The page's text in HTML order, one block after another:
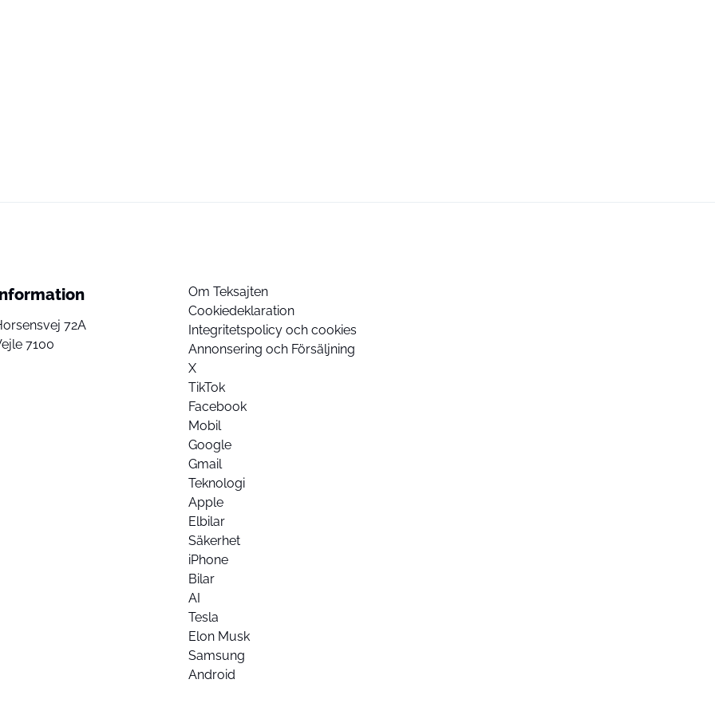
72A
7100
Om Teksajten
Cookiedeklaration
Integritetspolicy och cookies
Annonsering och Försäljning
X
TikTok
Facebook
Mobil
Google
Gmail
Teknologi
Apple
Elbilar
Säkerhet
iPhone
Bilar
AI
Tesla
Elon Musk
Samsung
Android